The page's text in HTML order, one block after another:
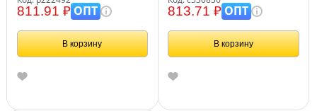
811.91 ₽ОПТ
В корзину
синие, BRAUBERG, 530836
813.71 ₽ОПТ
В корзину